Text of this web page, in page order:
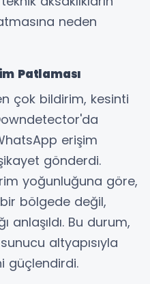
neden
Patlaması
çok bildirim, kesinti
erişim
gönderdi.
yoğunluğuna göre,
bölgede değil,
anlaşıldı. Bu durum,
altyapısıyla
güçlendirdi.